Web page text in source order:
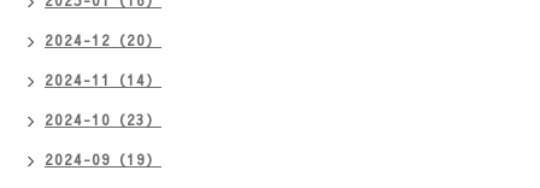
2024-12（20）
2024-11（14）
2024-10（23）
2024-09（19）